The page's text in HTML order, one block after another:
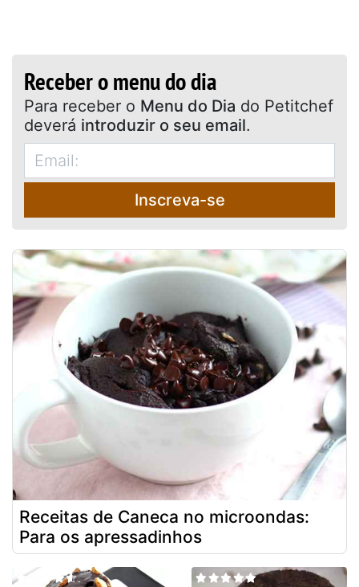
Receber o menu do dia
Para receber o Menu do Dia do Petitchef
deverá introduzir o seu email.
Inscreva-se
Receitas de Caneca no microondas:
Para os apressadinhos